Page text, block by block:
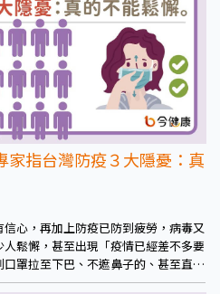
家指台灣防疫３大隱憂：真
心，再加上防疫已防到疲勞，病毒又
鬆懈，甚至出現「疫情已經差不多要
罩拉至下巴、不遮鼻子的、甚至直接
全。